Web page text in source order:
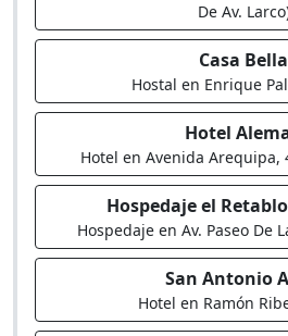
De Av.
Casa Bella
Hostal en Enrique
Hotel
Hotel en Avenida Arequipa,
Hospedaje el
Hospedaje en Av. Paseo De
San Antonio
Hotel en Ramón